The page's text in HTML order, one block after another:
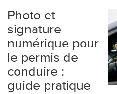
Photo et
signature
numérique pour
le permis de
conduire :
guide pratique